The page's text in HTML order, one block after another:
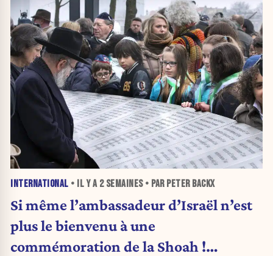
INTERNATIONAL • IL Y A 2 SEMAINES• PAR PETER BACKX
Si même l’ambassadeur d’Israël n’est
plus le bienvenu à une
commémoration de la Shoah !